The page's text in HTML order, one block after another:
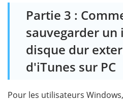
Partie 3 :
sauvegarder un
disque dur
d'iTunes sur PC
Pour les utilisateurs